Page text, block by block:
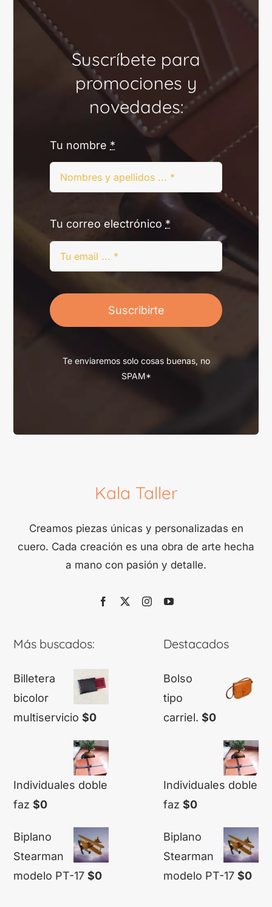
Suscríbete para
promociones y
novedades:
Tu nombre *
Tu correo electrónico *
Suscribirte
Te enviaremos solo cosas buenas, no
SPAM*
Kala Taller
Creamos piezas únicas y personalizadas en
cuero. Cada creación es una obra de arte hecha
a mano con pasión y detalle.
Más buscados:
Billetera
bicolor
multiservicio $0
Individuales doble
faz $0
Biplano
Stearman
modelo PT-17 $0
Destacados
Bolso
tipo
carriel. $0
Individuales doble
faz $0
Biplano
Stearman
modelo PT-17 $0